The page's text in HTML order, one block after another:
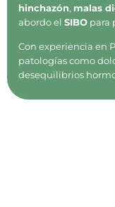
hinchazón, malas
abordo el SIBO para
Con experiencia en
patologías como
desequilibrios